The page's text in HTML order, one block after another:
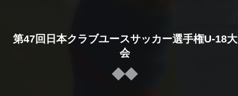
第47回日本クラブユースサッカー選手権U-18大
会